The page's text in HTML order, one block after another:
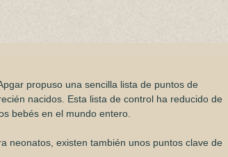
propuso una sencilla lista de puntos de
nacidos. Esta lista de control ha reducido de
bebés en el mundo entero.
neonatos, existen también unos puntos clave de